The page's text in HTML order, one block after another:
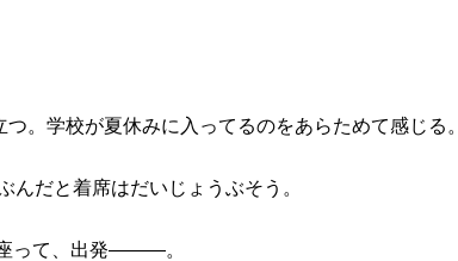
。学校が夏休みに入ってるのをあらためて感じる。
だと着席はだいじょうぶそう。
って、出発―――。